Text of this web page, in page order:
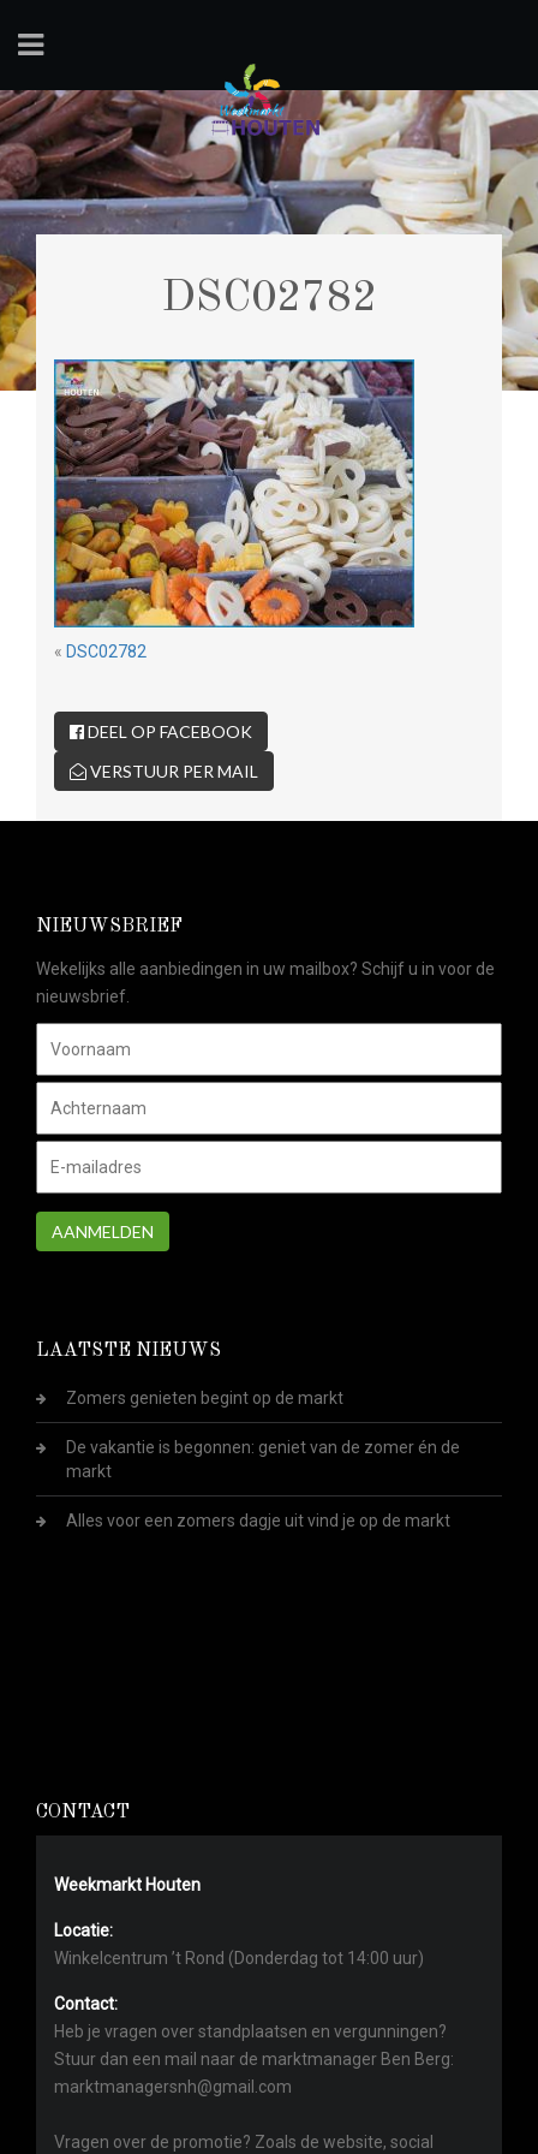
DSC02782
« DSC02782
DEEL OP FACEBOOK
VERSTUUR PER MAIL
NIEUWSBRIEF
Wekelijks alle aanbiedingen in uw mailbox? Schijf u in voor de
nieuwsbrief.
AANMELDEN
LAATSTE NIEUWS
Zomers genieten begint op de markt
De vakantie is begonnen: geniet van de zomer én de
markt
Alles voor een zomers dagje uit vind je op de markt
CONTACT
Weekmarkt Houten
Locatie:
Winkelcentrum ’t Rond (Donderdag tot 14:00 uur)
Contact:
Heb je vragen over standplaatsen en vergunningen?
Stuur dan een mail naar de marktmanager Ben Berg:
marktmanagersnh@gmail.com
Vragen over de promotie? Zoals de website, social